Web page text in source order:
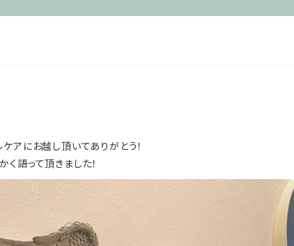
アにお越し頂いてありがとう！
語って頂きました！